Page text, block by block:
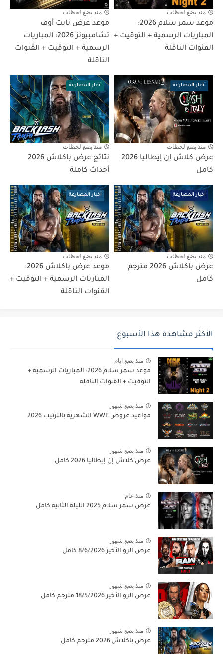
منذ بضع لحظات
موعد سمر سلام 2026:
المباريات الرسمية + التوقيت +
القنوات الناقلة
منذ بضع لحظات
موعد عرض نايت أوف
تشامبيونز 2026: المباريات
الرسمية + التوقيت + القنوات
الناقلة
أخبار المصارعة
منذ بضع لحظات
عرض كلاش إن إيطاليا 2026
كامل
أخبار المصارعة
منذ بضع لحظات
نتائج عرض باكلاش 2026
أحداث كاملة
أخبار المصارعة
منذ بضع لحظات
عرض باكلاش 2026 مترجم
كامل
أخبار المصارعة
منذ بضع لحظات
موعد عرض باكلاش 2026:
المباريات الرسمية + التوقيت +
القنوات الناقلة
الأكثر مشاهدة هذا الأسبوع
منذ بضع ايام
موعد سمر سلام 2026: المباريات الرسمية +
التوقيت + القنوات الناقلة
منذ بضع شهور
مواعيد عروض WWE الشهرية بالترتيب 2026
منذ بضع شهور
عرض كلاش إن إيطاليا 2026 كامل
منذ عام
عرض سمر سلام 2025 الليلة الثانية كامل
منذ بضع شهور
عرض الرو الأخير 8/6/2026 كامل
منذ بضع شهور
عرض الرو الأخير 18/5/2026 مترجم كامل
منذ بضع شهور
عرض باكلاش 2026 مترجم كامل